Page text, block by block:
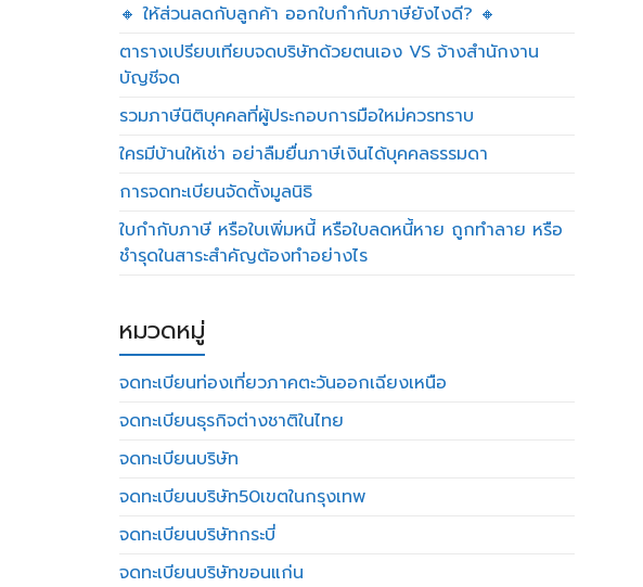
🔸 ให้ส่วนลดกับลูกค้า ออกใบกำกับภาษียังไงดี? 🔸
ตารางเปรียบเทียบจดบริษัทด้วยตนเอง VS จ้างสำนักงาน
บัญชีจด
รวมภาษีนิติบุคคลที่ผู้ประกอบการมือใหม่ควรทราบ
ใครมีบ้านให้เช่า อย่าลืมยื่นภาษีเงินได้บุคคลธรรมดา
การจดทะเบียนจัดตั้งมูลนิธิ
ใบกำกับภาษี หรือใบเพิ่มหนี้ หรือใบลดหนี้หาย ถูกทำลาย หรือ
ชำรุดในสาระสำคัญต้องทำอย่างไร
หมวดหมู่
จดทะเบียนท่องเที่ยวภาคตะวันออกเฉียงเหนือ
จดทะเบียนธุรกิจต่างชาติในไทย
จดทะเบียนบริษัท
จดทะเบียนบริษัท50เขตในกรุงเทพ
จดทะเบียนบริษัทกระบี่
จดทะเบียนบริษัทขอนแก่น